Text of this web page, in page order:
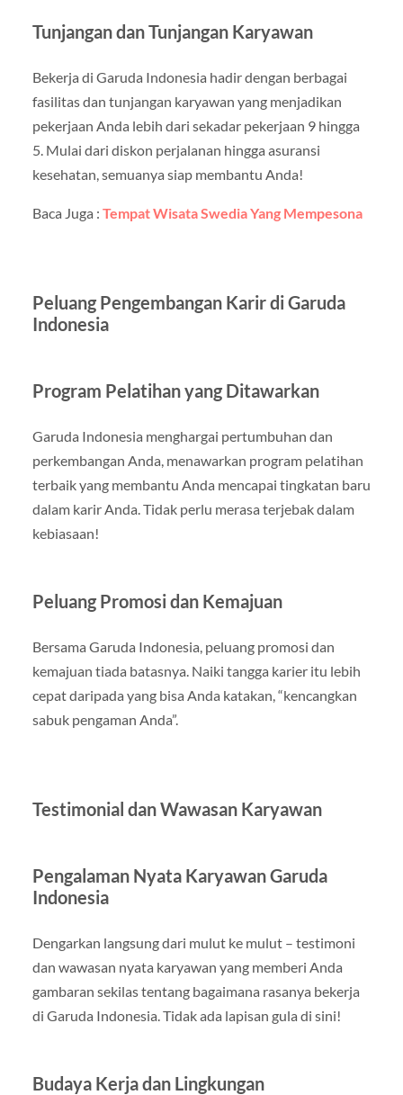
Tunjangan dan Tunjangan Karyawan
Bekerja di Garuda Indonesia hadir dengan berbagai
fasilitas dan tunjangan karyawan yang menjadikan
pekerjaan Anda lebih dari sekadar pekerjaan 9 hingga
5. Mulai dari diskon perjalanan hingga asuransi
kesehatan, semuanya siap membantu Anda!
Baca Juga : Tempat Wisata Swedia Yang Mempesona
Peluang Pengembangan Karir di Garuda
Indonesia
Program Pelatihan yang Ditawarkan
Garuda Indonesia menghargai pertumbuhan dan
perkembangan Anda, menawarkan program pelatihan
terbaik yang membantu Anda mencapai tingkatan baru
dalam karir Anda. Tidak perlu merasa terjebak dalam
kebiasaan!
Peluang Promosi dan Kemajuan
Bersama Garuda Indonesia, peluang promosi dan
kemajuan tiada batasnya. Naiki tangga karier itu lebih
cepat daripada yang bisa Anda katakan, “kencangkan
sabuk pengaman Anda”.
Testimonial dan Wawasan Karyawan
Pengalaman Nyata Karyawan Garuda
Indonesia
Dengarkan langsung dari mulut ke mulut – testimoni
dan wawasan nyata karyawan yang memberi Anda
gambaran sekilas tentang bagaimana rasanya bekerja
di Garuda Indonesia. Tidak ada lapisan gula di sini!
Budaya Kerja dan Lingkungan